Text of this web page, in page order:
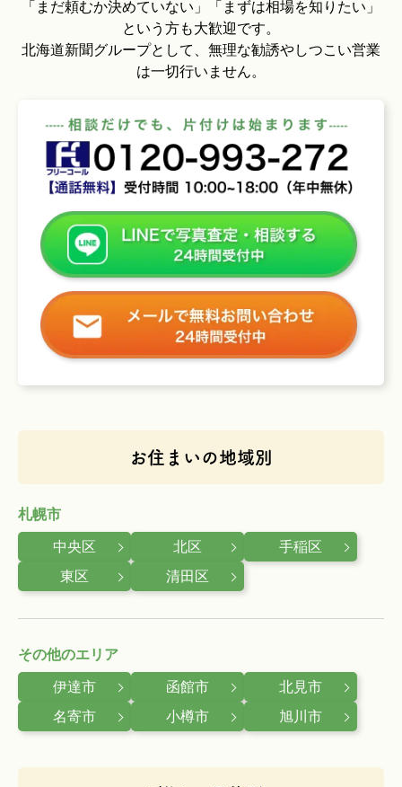
お住まいの地域別
札幌市
中央区
北区
手稲区
東区
清田区
その他のエリア
伊達市
函館市
北見市
名寄市
小樽市 旭川市
「まだ頼むか決めていない」「まずは相場を知りたい」
という方も大歓迎です。
北海道新聞グループとして、無理な勧誘やしつこい営業
は一切行いません。